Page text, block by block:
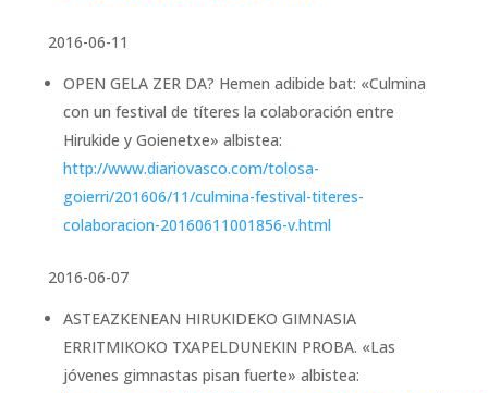
2016-06-11
OPEN GELA ZER DA? Hemen adibide bat: «Culmina
con un festival de títeres la colaboración entre
Hirukide y Goienetxe» albistea:
http://www.diariovasco.com/tolosa-
goierri/201606/11/culmina-festival-titeres-
colaboracion-20160611001856-v.html
2016-06-07
ASTEAZKENEAN HIRUKIDEKO GIMNASIA
ERRITMIKOKO TXAPELDUNEKIN PROBA. «Las
jóvenes gimnastas pisan fuerte» albistea: